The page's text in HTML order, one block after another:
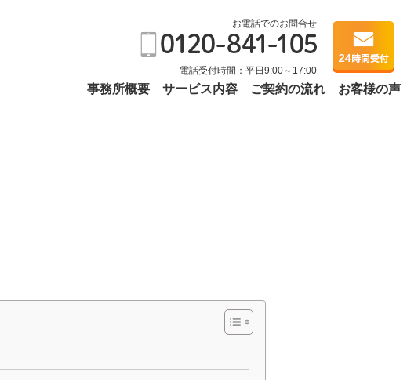
お電話でのお問合せ
電話受付時間：平日9:00～17:00
事務所概要 サービス内容 ご契約の流れ お客様の声